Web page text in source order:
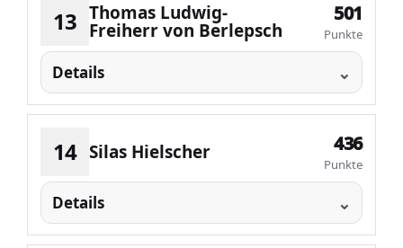
13 Thomas Ludwig-
Freiherr von Berlepsch
501
Punkte
Details
14 Silas Hielscher 436
Punkte
Details